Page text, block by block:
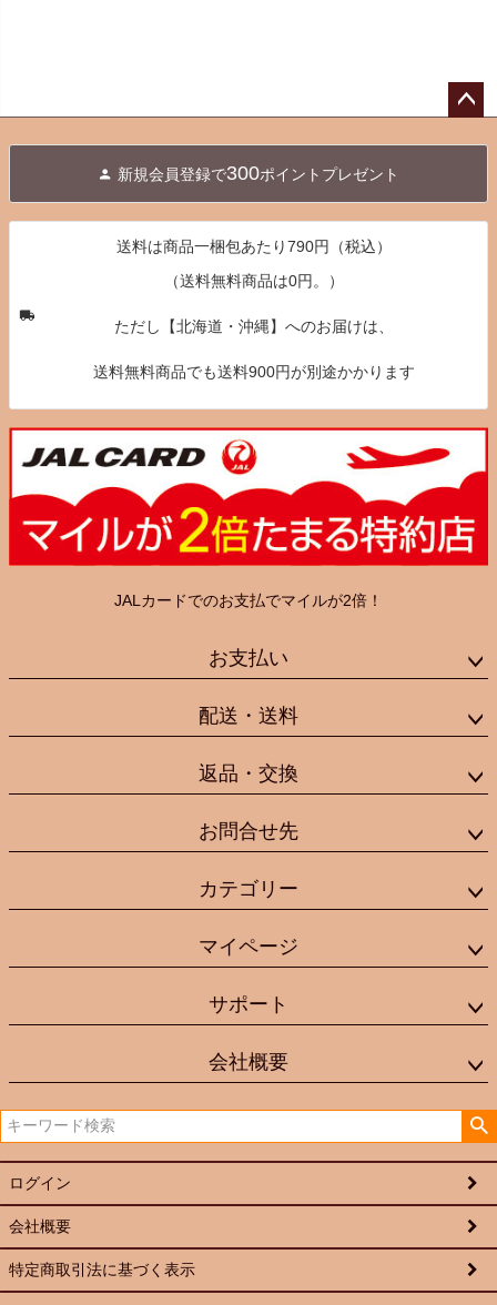
へ
新規会員登録で300ポイントプレゼント
送料は商品一梱包あたり790円（税込）
（送料無料商品は0円。）
ただし【北海道・沖縄】へのお届けは、
送料無料商品でも送料900円が別途かかります
JALカードでのお支払でマイルが2倍！
お支払い
配送・送料
返品・交換
お問合せ先
カテゴリー
マイページ
サポート
会社概要
ログイン
会社概要
特定商取引法に基づく表示